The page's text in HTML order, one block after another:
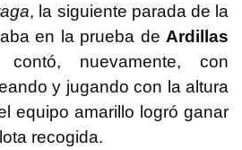
, la siguiente parada de la
en la prueba de Ardillas
nuevamente, con
y jugando con la altura
equipo amarillo logró ganar
recogida.